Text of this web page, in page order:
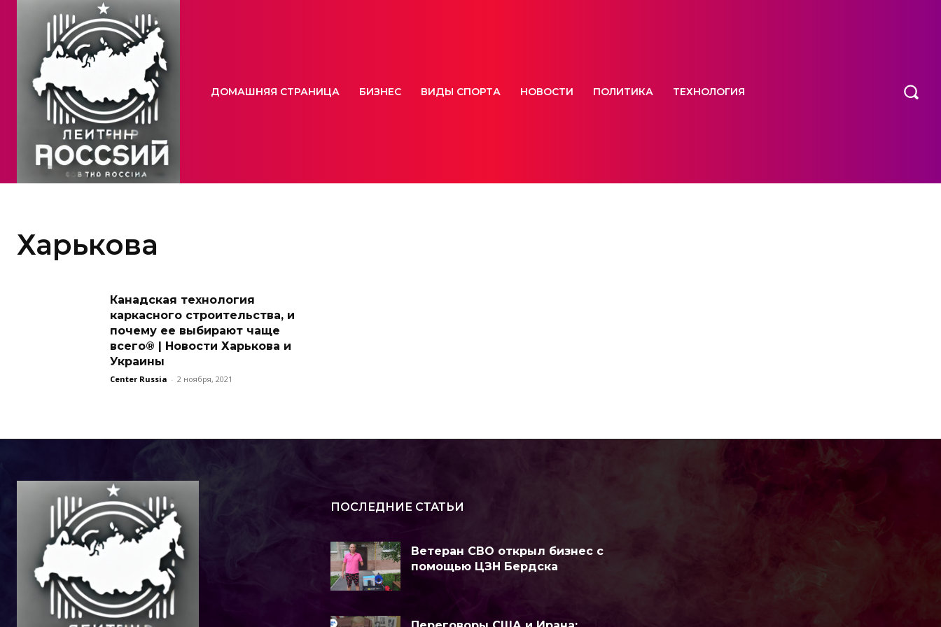
ДОМАШНЯЯ СТРАНИЦА БИЗНЕС ВИДЫ СПОРТА НОВОСТИ ПОЛИТИКА ТЕХНОЛОГИЯ
Харькова
Канадская технология
каркасного строительства, и
почему ее выбирают чаще
всего® | Новости Харькова и
Украины
Center Russia - 2 ноября, 2021
ПОСЛЕДНИЕ СТАТЬИ
Ветеран СВО открыл бизнес с
помощью ЦЗН Бердска